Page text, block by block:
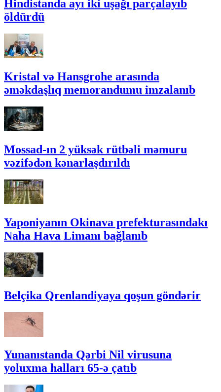
Hindistanda ayı iki uşağı parçalayıb
öldürdü
Kristal və Hansgrohe arasında
əməkdaşlıq memorandumu imzalanıb
Mossad-ın 2 yüksək rütbəli məmuru
vəzifədən kənarlaşdırıldı
Yaponiyanın Okinava prefekturasındakı
Naha Hava Limanı bağlanıb
Belçika Qrenlandiyaya qoşun göndərir
Yunanıstanda Qərbi Nil virusuna
yoluxma halları 65-ə çatıb